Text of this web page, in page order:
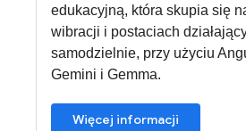
edukacyjną, która skupia się
wibracji i postaciach
samodzielnie, przy użyciu
Gemini i Gemma.
Więcej informacji